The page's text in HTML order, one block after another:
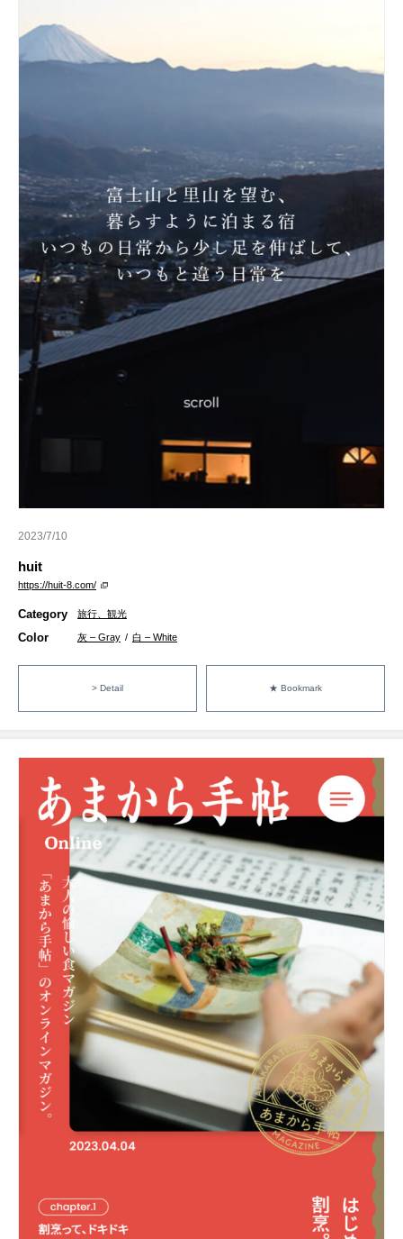
2023/7/10
huit
https://huit-8.com/
Category 旅行、観光
Color 灰 – Gray / 白 – White
> Detail ★ Bookmark